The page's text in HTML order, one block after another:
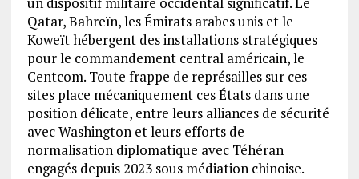
Qatar, Bahreïn, les Émirats arabes unis et le
Koweït hébergent des installations stratégiques
pour le commandement central américain, le
Centcom. Toute frappe de représailles sur ces
sites place mécaniquement ces États dans une
position délicate, entre leurs alliances de sécurité
avec Washington et leurs efforts de
normalisation diplomatique avec Téhéran
engagés depuis 2023 sous médiation chinoise.